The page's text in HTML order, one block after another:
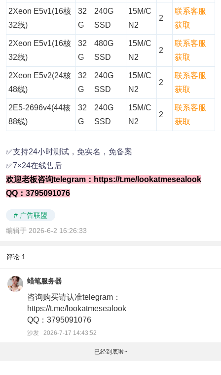
2Xeon E5v1(16核
32线)
32
G
240G
SSD
15M/C
N2
2
联系客服
获取
2Xeon E5v1(16核
32线)
32
G
480G
SSD
15M/C
N2
2
联系客服
获取
2Xeon E5v2(24核
48线)
32
G
240G
SSD
15M/C
N2
2
联系客服
获取
2E5-2696v4(44核
88线)
32
G
240G
SSD
15M/C
N2
2
联系客服
获取
✅支持24小时测试，免实名，免备案
✅7×24在线售后
欢迎老板咨询telegram： https://t.me/lookatmesealook
QQ：3795091076
# 广告联盟
编辑于 2026-6-2 16:26:33
评论 1
蜡笔服务器
咨询购买请认准telegram：
https://t.me/lookatmesealook
QQ：3795091076
沙发 2026-7-17 14:43:52
已经到底啦~